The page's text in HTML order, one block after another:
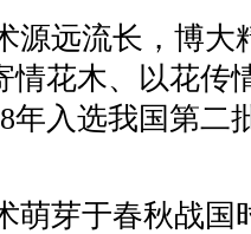
源远流长，博大
情花木、以花传
年入选我国第二
萌芽于春秋战国